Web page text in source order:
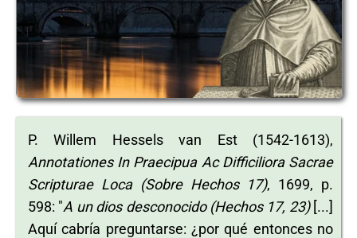
P. Willem Hessels van Est (1542-1613),
Annotationes In Praecipua Ac Difficiliora Sacrae
Scripturae Loca (Sobre Hechos 17), 1699, p.
598: "A un dios desconocido (Hechos 17, 23)[...]
Aquí cabría preguntarse: ¿por qué entonces no